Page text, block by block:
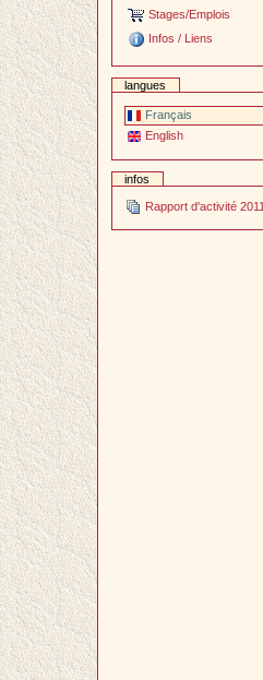
Stages/Emplois
Infos / Liens
langues
Français
English
infos
Rapport d'activité 2011